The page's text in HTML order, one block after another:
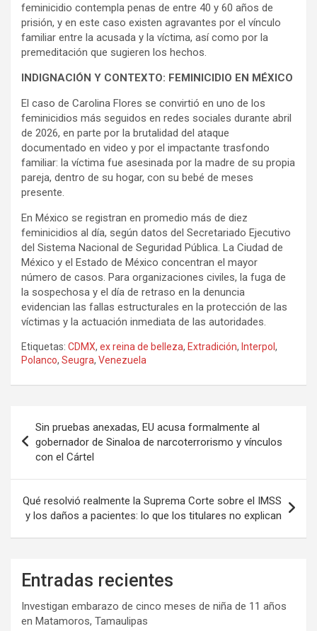
feminicidio contempla penas de entre 40 y 60 años de
prisión, y en este caso existen agravantes por el vínculo
familiar entre la acusada y la víctima, así como por la
premeditación que sugieren los hechos.
INDIGNACIÓN Y CONTEXTO: FEMINICIDIO EN MÉXICO
El caso de Carolina Flores se convirtió en uno de los
feminicidios más seguidos en redes sociales durante abril
de 2026, en parte por la brutalidad del ataque
documentado en video y por el impactante trasfondo
familiar: la víctima fue asesinada por la madre de su propia
pareja, dentro de su hogar, con su bebé de meses
presente.
En México se registran en promedio más de diez
feminicidios al día, según datos del Secretariado Ejecutivo
del Sistema Nacional de Seguridad Pública. La Ciudad de
México y el Estado de México concentran el mayor
número de casos. Para organizaciones civiles, la fuga de
la sospechosa y el día de retraso en la denuncia
evidencian las fallas estructurales en la protección de las
víctimas y la actuación inmediata de las autoridades.
Etiquetas: CDMX, ex reina de belleza, Extradición, Interpol ,
Polanco, Seugra, Venezuela
de
entradas
Sin pruebas anexadas, EU acusa formalmente al
gobernador de Sinaloa de narcoterrorismo y vínculos
con el Cártel
Qué resolvió realmente la Suprema Corte sobre el IMSS
y los daños a pacientes: lo que los titulares no explican
Entradas recientes
Investigan embarazo de cinco meses de niña de 11 años
en Matamoros, Tamaulipas